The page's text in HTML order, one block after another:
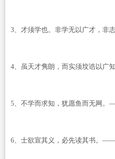
3、才须学也。非学无以广才，
4、虽天才隽朗，而实须坟诰以
5、不学而求知，犹愿鱼而无网
6、士欲宣其义，必先读其书。